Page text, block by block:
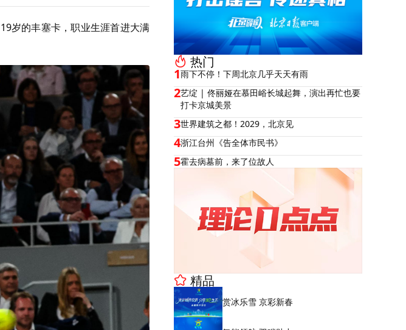
19岁的丰塞卡，职业生涯首进大满
热门
1雨下不停！下周北京几乎天天有雨
2艺绽 | 佟丽娅在慕田峪长城起舞，演出再忙也要
打卡京城美景
3世界建筑之都！2029，北京见
4浙江台州《告全体市民书》
5霍去病墓前，来了位故人
精品
赏冰乐雪 京彩新春